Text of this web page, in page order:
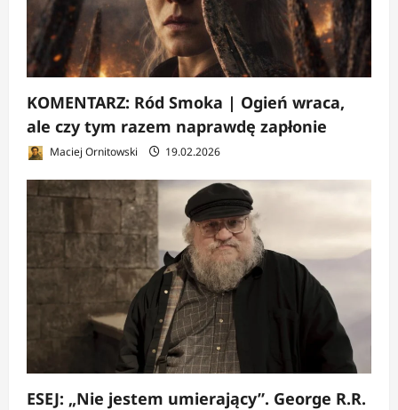
KOMENTARZ: Ród Smoka | Ogień wraca,
ale czy tym razem naprawdę zapłonie
Maciej Ornitowski 19.02.2026
ESEJ: „Nie jestem umierający”. George R.R.